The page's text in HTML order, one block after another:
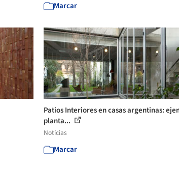
Marcar
Patios Interiores en casas argentinas:
planta...
Notícias
Marcar